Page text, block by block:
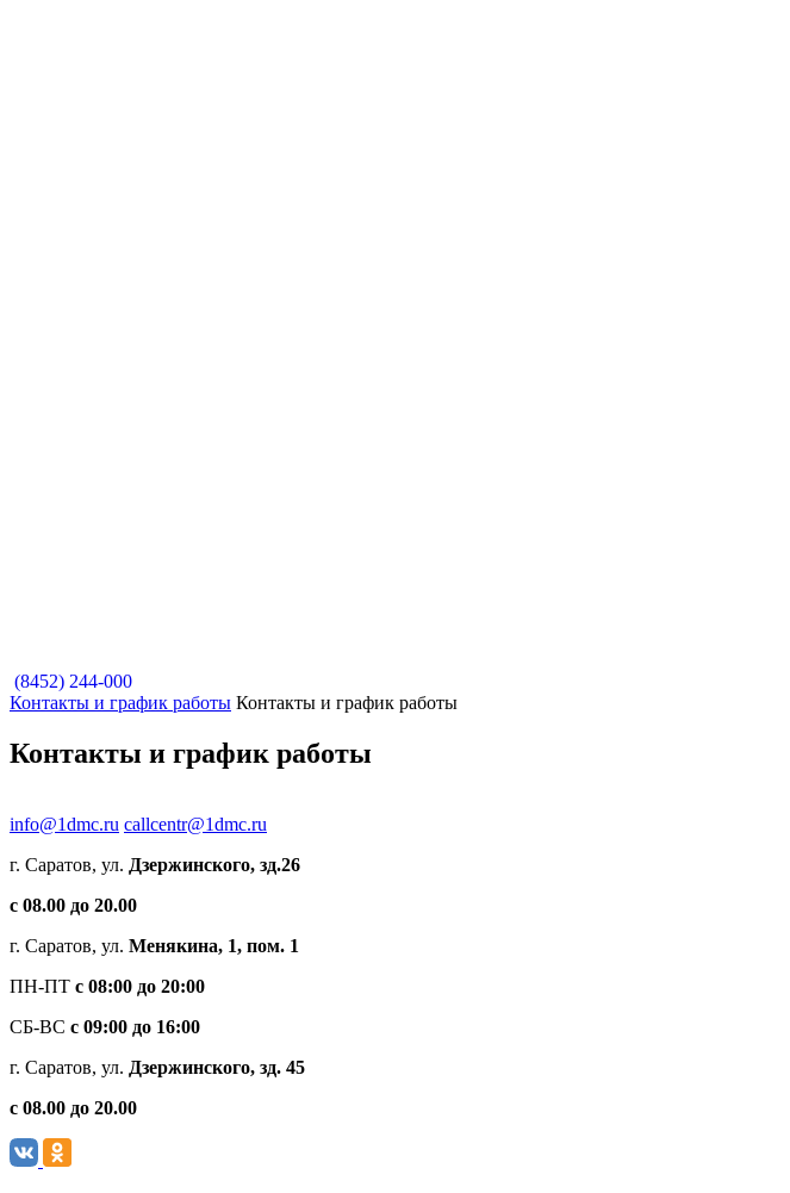
(8452) 244-000
Контакты и график работы Контакты и график работы
Контакты и график работы
info@1dmc.ru callcentr@1dmc.ru
г. Саратов, ул. Дзержинского, зд.26
c 08.00 до 20.00
г. Саратов, ул. Менякина, 1, пом. 1
ПН-ПТ с 08:00 до 20:00
СБ-ВС с 09:00 до 16:00
г. Саратов, ул. Дзержинского, зд. 45
c 08.00 до 20.00